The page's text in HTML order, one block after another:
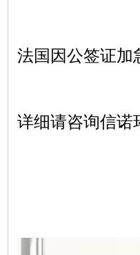
法国因公签证加
详细请咨询信诺